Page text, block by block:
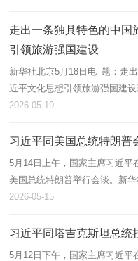
走出一条独具特色的中
引领旅游强国建设
新华社北京5月18日电 题：走
近平文化思想引领旅游强国建
游日”。党的十八大以来，旅游
2026-05-19
习近平同美国总统特朗普
5月14日上午，国家主席习近平
美国总统特朗普举行会谈。新
者 杨依军、朱基钗）5月14日
2026-05-15
习近平同塔吉克斯坦总统
5月12日下午，国家主席习近平